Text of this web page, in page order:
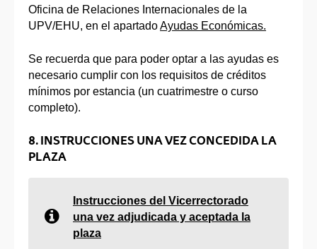
Oficina de Relaciones Internacionales de la
UPV/EHU, en el apartadoAyudas Económicas.
Se recuerda que para poder optar a las ayudas es
necesario cumplir con los requisitos de créditos
mínimos por estancia (un cuatrimestre o curso
completo).
8. INSTRUCCIONES UNA VEZ CONCEDIDA LA
PLAZA
Instrucciones del Vicerrectorado
una vez adjudicada y aceptada la
plaza